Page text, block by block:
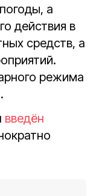
а
действия в
средств, а
режима
введён